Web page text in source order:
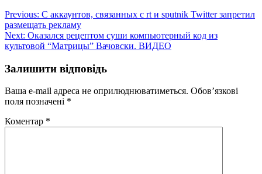
Навігація
записів
Previous: С аккаунтов, связанных с rt и sputnik Twitter запретил
размещать рекламу
Next: Оказался рецептом суши компьютерный код из
культовой “Матрицы” Вачовски. ВИДЕО
Залишити відповідь
Ваша e-mail адреса не оприлюднюватиметься. Обов’язкові
поля позначені *
Коментар *